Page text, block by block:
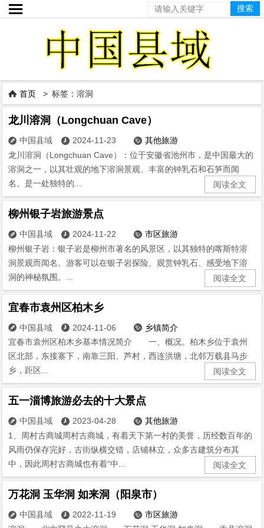

 首页 > 标签：溶洞
龙川溶洞（Longchuan Cave）
 中国县域  2024-11-23  其他旅游
龙川溶洞（Longchuan Cave）：位于安徽省池州市，是中国最大的
溶洞之一，以其壮观的地下溶洞景观、丰富的钟乳石和石笋而闻
名。是一处独特的...
阅读全文
柳州银子岩旅游景点
 中国县域  2024-11-22  市区旅游
柳州银子岩：银子岩是柳州市著名的风景区，以其独特的喀斯特溶
洞景观而闻名。游客可以在银子岩探险、观赏钟乳石、感受地下溶
洞的神秘氛围。...
阅读全文
宜春市袁州区柏木乡
 中国县域  2024-11-06  乡镇简介
宜春市袁州区柏木乡基本情况简介 一、概况。柏木乡位于袁州
区北部，东接寨下，南靠三阳、芦村，西连洪塘，北邻万载县马步
乡，距区...
阅读全文
五一淄博旅游必去的十大景点
 中国县域  2023-04-28  其他旅游
1、周村古商城周村古商城，有着天下第一村的美誉，历经数百年的
风雨仍保存完好，古街纵横交错，店铺林立，众多古建筑分布其
中，因此周村古商城也有着“中...
阅读全文
万花洞 玉华洞 如来洞（阳泉市）
 中国县域  2022-11-19  市区旅游